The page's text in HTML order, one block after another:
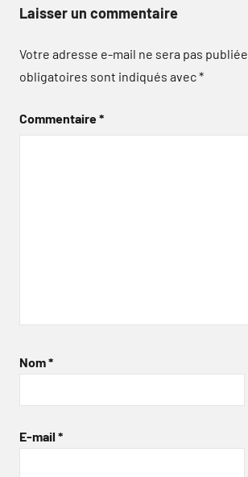
Laisser un commentaire
Votre adresse e-mail ne sera pas publiée.
obligatoires sont indiqués avec*
Commentaire*
Nom*
E-mail *